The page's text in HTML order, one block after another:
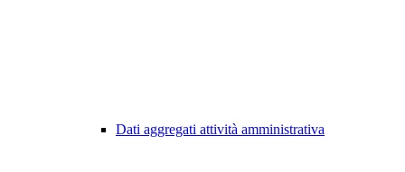
Dati aggregati attività amministrativa